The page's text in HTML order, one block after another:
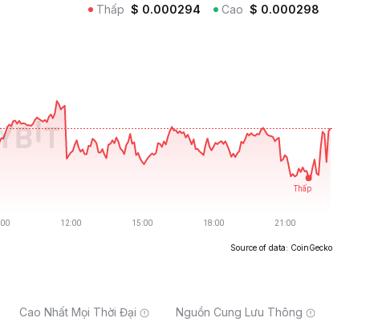
Thấp $ 0.000294 Cao $ 0.000298
Source of data: CoinGecko
Cao Nhất Mọi Thời Đại Nguồn Cung Lưu Thông